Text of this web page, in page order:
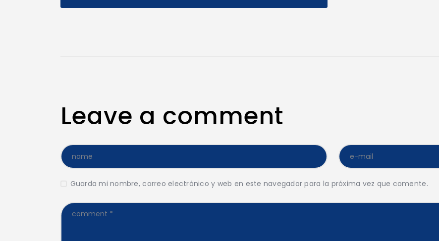
Leave a comment
Guarda mi nombre, correo electrónico y web en este navegador para la próxima vez que comente.